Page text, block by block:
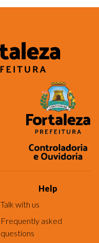
Help
Talk with us
Frequently asked
questions